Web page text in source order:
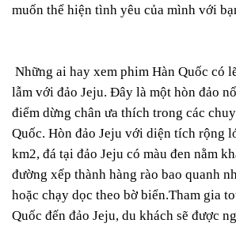
muốn thể hiện tình yêu của mình với
Những ai hay xem phim Hàn Quốc có
lẫm với đảo Jeju. Đây là một hòn đảo
điểm dừng chân ưa thích trong các
Quốc. Hòn đảo Jeju với diện tích rộng
km2, đá tại đảo Jeju có màu đen nằm
đường xếp thành hàng rào bao quanh
hoặc chạy dọc theo bờ biển.Tham gia
Quốc đến đảo Jeju, du khách sẽ được